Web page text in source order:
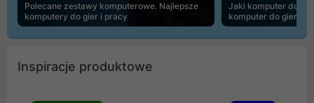
Polecane zestawy komputerowe. Najlepsze
komputery do gier i pracy
Jaki komputer do
komputer do gier |
Inspiracje produktowe